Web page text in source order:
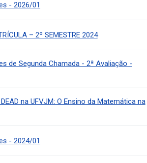
- 2026/01
– 2º SEMESTRE 2024
de Segunda Chamada - 2ª Avaliação -
na UFVJM: O Ensino da Matemática na
- 2024/01